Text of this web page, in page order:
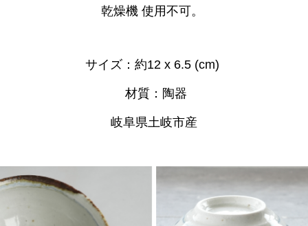
乾燥機 使用不可。
サイズ：約12 x 6.5 (cm)
材質：陶器
岐阜県土岐市産